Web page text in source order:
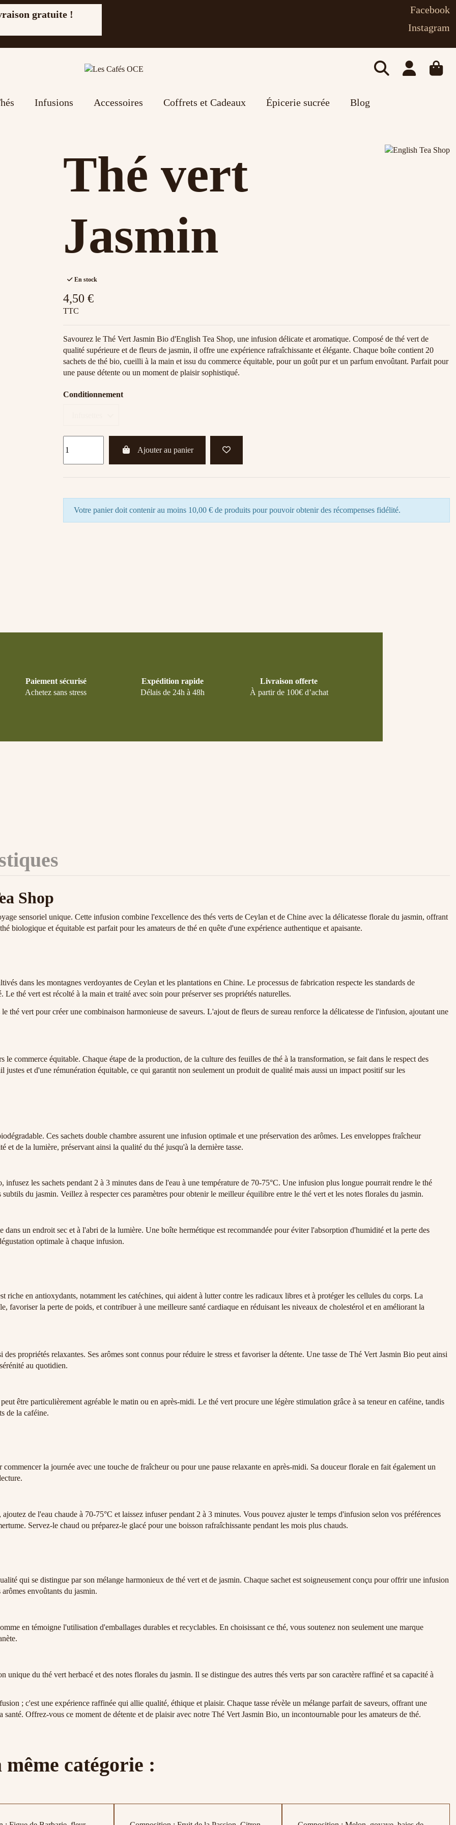
gratuite !
Facebook
Instagram
Infusions Accessoires Coffrets et Cadeaux Épicerie sucrée Blog
Thé vert
Jasmin
En stock
4,50 €
TTC
Savourez le Thé Vert Jasmin Bio d'English Tea Shop, une infusion délicate et aromatique. Composé de thé vert de
qualité supérieure et de fleurs de jasmin, il offre une expérience rafraîchissante et élégante. Chaque boîte contient 20
sachets de thé bio, cueilli à la main et issu du commerce équitable, pour un goût pur et un parfum envoûtant. Parfait pour
une pause détente ou un moment de plaisir sophistiqué.
Conditionnement
Ajouter au panier
Votre panier doit contenir au moins 10,00 € de produits pour pouvoir obtenir des récompenses fidélité.
Paiement sécurisé
Achetez sans stress
Expédition rapide
Délais de 24h à 48h
Livraison offerte
À partir de 100€ d’achat
Shop
sensoriel unique. Cette infusion combine l'excellence des thés verts de Ceylan et de Chine avec la délicatesse florale du jasmin, offrant
biologique et équitable est parfait pour les amateurs de thé en quête d'une expérience authentique et apaisante.
dans les montagnes verdoyantes de Ceylan et les plantations en Chine. Le processus de fabrication respecte les standards de
thé vert est récolté à la main et traité avec soin pour préserver ses propriétés naturelles.
thé vert pour créer une combinaison harmonieuse de saveurs. L'ajout de fleurs de sureau renforce la délicatesse de l'infusion, ajoutant une
le commerce équitable. Chaque étape de la production, de la culture des feuilles de thé à la transformation, se fait dans le respect des
et d'une rémunération équitable, ce qui garantit non seulement un produit de qualité mais aussi un impact positif sur les
Ces sachets double chambre assurent une infusion optimale et une préservation des arômes. Les enveloppes fraîcheur
de la lumière, préservant ainsi la qualité du thé jusqu'à la dernière tasse.
les sachets pendant 2 à 3 minutes dans de l'eau à une température de 70-75°C. Une infusion plus longue pourrait rendre le thé
du jasmin. Veillez à respecter ces paramètres pour obtenir le meilleur équilibre entre le thé vert et les notes florales du jasmin.
un endroit sec et à l'abri de la lumière. Une boîte hermétique est recommandée pour éviter l'absorption d'humidité et la perte des
optimale à chaque infusion.
riche en antioxydants, notamment les catéchines, qui aident à lutter contre les radicaux libres et à protéger les cellules du corps. La
favoriser la perte de poids, et contribuer à une meilleure santé cardiaque en réduisant les niveaux de cholestérol et en améliorant la
propriétés relaxantes. Ses arômes sont connus pour réduire le stress et favoriser la détente. Une tasse de Thé Vert Jasmin Bio peut ainsi
au quotidien.
être particulièrement agréable le matin ou en après-midi. Le thé vert procure une légère stimulation grâce à sa teneur en caféine, tandis
de la caféine.
la journée avec une touche de fraîcheur ou pour une pause relaxante en après-midi. Sa douceur florale en fait également un
de l'eau chaude à 70-75°C et laissez infuser pendant 2 à 3 minutes. Vous pouvez ajuster le temps d'infusion selon vos préférences
Servez-le chaud ou préparez-le glacé pour une boisson rafraîchissante pendant les mois plus chauds.
qui se distingue par son mélange harmonieux de thé vert et de jasmin. Chaque sachet est soigneusement conçu pour offrir une infusion
envoûtants du jasmin.
en témoigne l'utilisation d'emballages durables et recyclables. En choisissant ce thé, vous soutenez non seulement une marque
du thé vert herbacé et des notes florales du jasmin. Il se distingue des autres thés verts par son caractère raffiné et sa capacité à
; c'est une expérience raffinée qui allie qualité, éthique et plaisir. Chaque tasse révèle un mélange parfait de saveurs, offrant une
santé. Offrez-vous ce moment de détente et de plaisir avec notre Thé Vert Jasmin Bio, un incontournable pour les amateurs de thé.
catégorie :